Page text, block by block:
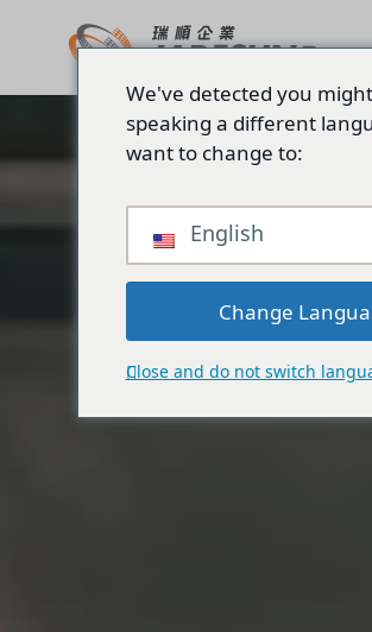
We've detected you
speaking a different
want to change to:
English
Change
Close and do not switch